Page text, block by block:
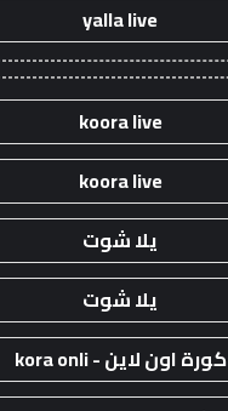
yalla live
koora live
koora live
يلا شوت
يلا شوت
كورة اون لاين - kora onli